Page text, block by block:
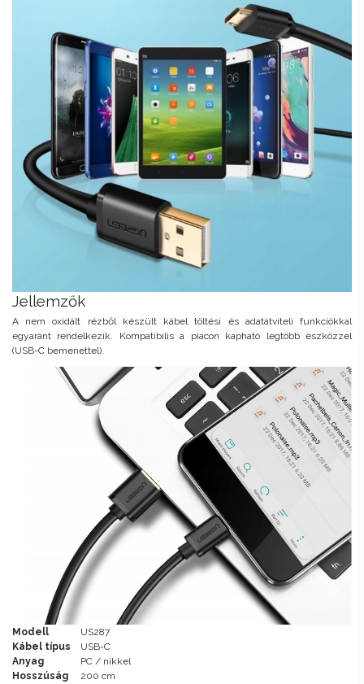
Jellemzők
A nem oxidált rézből készült kábel töltési és adatátviteli funkciókkal
egyaránt rendelkezik. Kompatibilis a piacon kapható legtöbb eszközzel
(USB-C bemenettel).
Modell
US287
Kábel típus
USB-C
Anyag
PC / nikkel
Hosszúság
200 cm